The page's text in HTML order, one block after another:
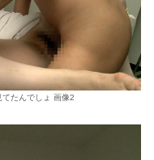
たんでしょ 画像2